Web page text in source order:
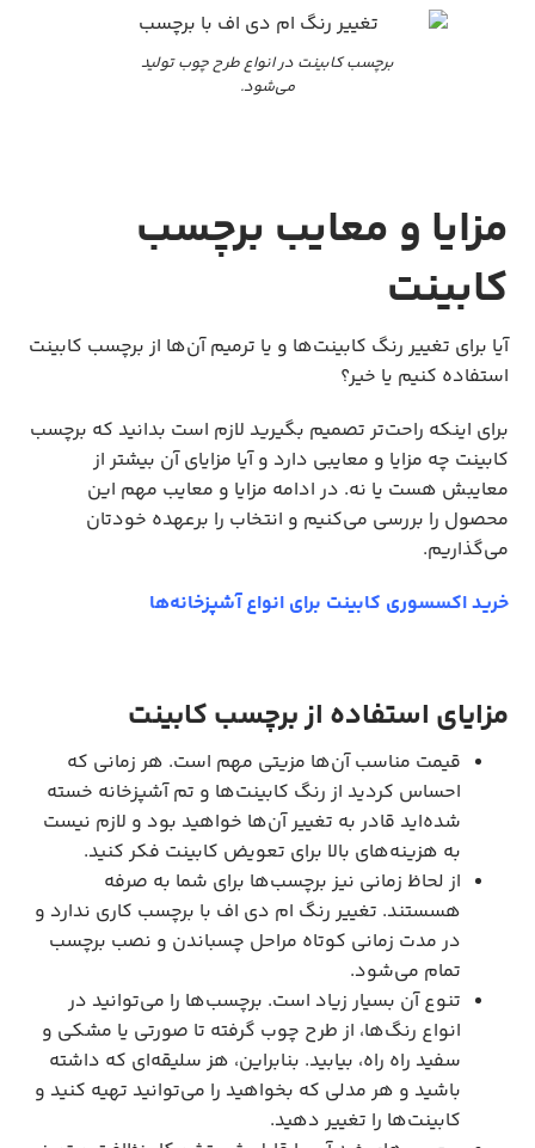
برچسب کابینت در انواع طرح چوب تولید
می‌شود.
مزایا و معایب برچسب
کابینت
آیا برای تغییر رنگ کابینت‌ها و یا ترمیم آن‌ها از برچسب کابینت
استفاده کنیم یا خیر؟
برای اینکه راحت‌تر تصمیم بگیرید لازم است بدانید که برچسب
کابینت چه مزایا و معایبی دارد و آیا مزایای آن بیشتر از
معایبش هست یا نه. در ادامه مزایا و معایب مهم این
محصول را بررسی می‌کنیم و انتخاب را برعهده خودتان
می‌گذاریم.
خرید اکسسوری کابینت برای انواع آشپزخانه‌ها
مزایای استفاده از برچسب کابینت
قیمت مناسب آن‌ها مزیتی مهم است. هر زمانی که
احساس کردید از رنگ کابینت‌ها و تم آشپزخانه خسته
شده‌اید قادر به تغییر آن‌ها خواهید بود و لازم نیست
به هزینه‌های بالا برای تعویض کابینت فکر کنید.
از لحاظ زمانی نیز برچسب‌ها برای شما به صرفه
هسستند. تغییر رنگ ام دی اف با برچسب کاری ندارد و
در مدت زمانی کوتاه مراحل چسباندن و نصب برچسب
تمام می‌شود.
تنوع آن بسیار زیاد است. برچسب‌ها را می‌توانید در
انواع رنگ‌ها، از طرح چوب گرفته تا صورتی یا مشکی و
سفید راه راه، بیابید. بنابراین، هز سلیقه‌ای که داشته
باشید و هر مدلی که بخواهید را می‌توانید تهیه کنید و
کابینت‌ها را تغییر دهید.